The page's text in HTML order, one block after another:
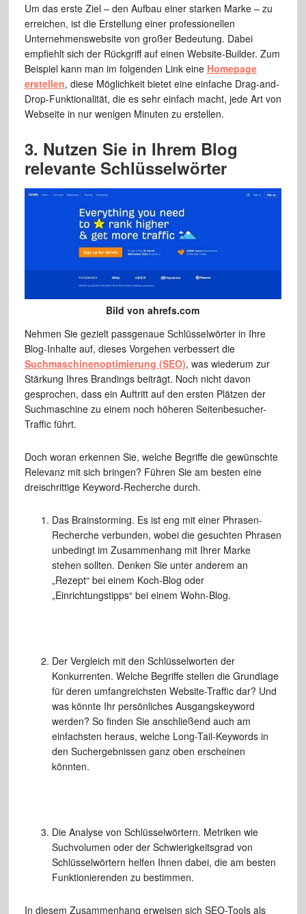
Um das erste Ziel – den Aufbau einer starken Marke – zu
erreichen, ist die Erstellung einer professionellen
Unternehmenswebsite von großer Bedeutung. Dabei
empfiehlt sich der Rückgriff auf einen Website-Builder. Zum
Beispiel kann man im folgenden Link eine Homepage
erstellen, diese Möglichkeit bietet eine einfache Drag-and-
Drop-Funktionalität, die es sehr einfach macht, jede Art von
Webseite in nur wenigen Minuten zu erstellen.
3. Nutzen Sie in Ihrem Blog
relevante Schlüsselwörter
Bild von ahrefs.com
Nehmen Sie gezielt passgenaue Schlüsselwörter in Ihre
Blog-Inhalte auf, dieses Vorgehen verbessert die
Suchmaschinenoptimierung (SEO), was wiederum zur
Stärkung Ihres Brandings beiträgt. Noch nicht davon
gesprochen, dass ein Auftritt auf den ersten Plätzen der
Suchmaschine zu einem noch höheren Seitenbesucher-
Traffic führt.
Doch woran erkennen Sie, welche Begriffe die gewünschte
Relevanz mit sich bringen? Führen Sie am besten eine
dreischrittige Keyword-Recherche durch.
Das Brainstorming. Es ist eng mit einer Phrasen-
Recherche verbunden, wobei die gesuchten Phrasen
unbedingt im Zusammenhang mit Ihrer Marke
stehen sollten. Denken Sie unter anderem an
„Rezept“ bei einem Koch-Blog oder
„Einrichtungstipps“ bei einem Wohn-Blog.
Der Vergleich mit den Schlüsselworten der
Konkurrenten. Welche Begriffe stellen die Grundlage
für deren umfangreichsten Website-Traffic dar? Und
was könnte Ihr persönliches Ausgangskeyword
werden? So finden Sie anschließend auch am
einfachsten heraus, welche Long-Tail-Keywords in
den Suchergebnissen ganz oben erscheinen
könnten.
Die Analyse von Schlüsselwörtern. Metriken wie
Suchvolumen oder der Schwierigkeitsgrad von
Schlüsselwörtern helfen Ihnen dabei, die am besten
Funktionierenden zu bestimmen.
In diesem Zusammenhang erweisen sich SEO-Tools als